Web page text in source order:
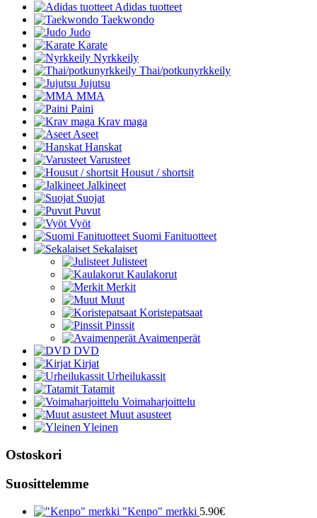
Adidas tuotteet
Taekwondo
Judo
Karate
Nyrkkeily
Thai/potkunyrkkeily
Jujutsu
MMA
Paini
Krav maga
Aseet
Hanskat
Varusteet
Housut / shortsit
Jalkineet
Suojat
Puvut
Vyöt
Suomi Fanituotteet
Sekalaiset
Julisteet
Kaulakorut
Merkit
Muut
Koristepatsaat
Pinssit
Avaimenperät
DVD
Kirjat
Urheilukassit
Tatamit
Voimaharjoittelu
Muut asusteet
Yleinen
Ostoskori
Suosittelemme
"Kenpo" merkki 5.90€